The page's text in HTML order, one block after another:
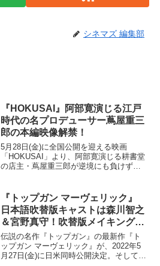
シネマズ 編集部
『HOKUSAI』阿部寛演じる江戸
時代の名プロデューサー蔦屋重三
郎の本編映像解禁！
5月28日(金)に全国公開を迎える映画
「HOKUSAI」より、阿部寛演じる耕書堂
の店主・蔦屋重三郎が逆境にも負けずに
三郎と言えば葛飾北斎はもちろん、喜多
川歌麿や東洲斎写...
『トップガン マーヴェリック』
日本語吹替版キャストは森川智之
＆宮野真守！吹替版メイキング映
像到着
伝説の名作『トップガン』の最新作『ト
ップガン マーヴェリック』が、2022年5
月27日(金)に日米同時公開決定。そして、